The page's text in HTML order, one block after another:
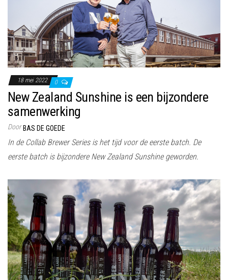
18 mei 2022 0
New Zealand Sunshine is een bijzondere
samenwerking
Door BAS DE GOEDE
In de Collab Brewer Series is het tijd voor de eerste batch. De
eerste batch is bijzondere New Zealand Sunshine geworden.